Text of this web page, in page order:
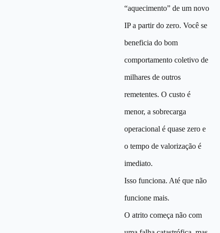
“aquecimento” de um novo
IP a partir do zero. Você se
beneficia do bom
comportamento coletivo de
milhares de outros
remetentes. O custo é
menor, a sobrecarga
operacional é quase zero e
o tempo de valorização é
imediato.
Isso funciona. Até que não
funcione mais.
O atrito começa não com